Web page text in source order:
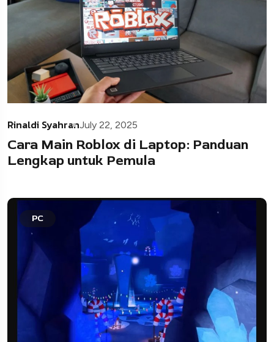
Rinaldi SyahranJuly 22, 2025
Cara Main Roblox di Laptop: Panduan
Lengkap untuk Pemula
PC